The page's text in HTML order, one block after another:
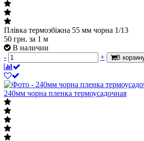
Плівка термозбіжна 55 мм чорна 1/13
50 грн. за 1 м
В наличии
-
+ В
240мм чорна пленка термоусадочная